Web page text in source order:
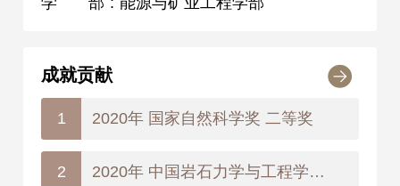
成就贡献
1 2020年 国家自然科学奖 二等奖
2 2020年 中国岩石力学与工程学会自然科学奖 一等奖